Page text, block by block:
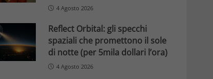
4 Agosto 2026
Reflect Orbital: gli specchi
spaziali che promettono il sole
di notte (per 5mila dollari l’ora)
4 Agosto 2026